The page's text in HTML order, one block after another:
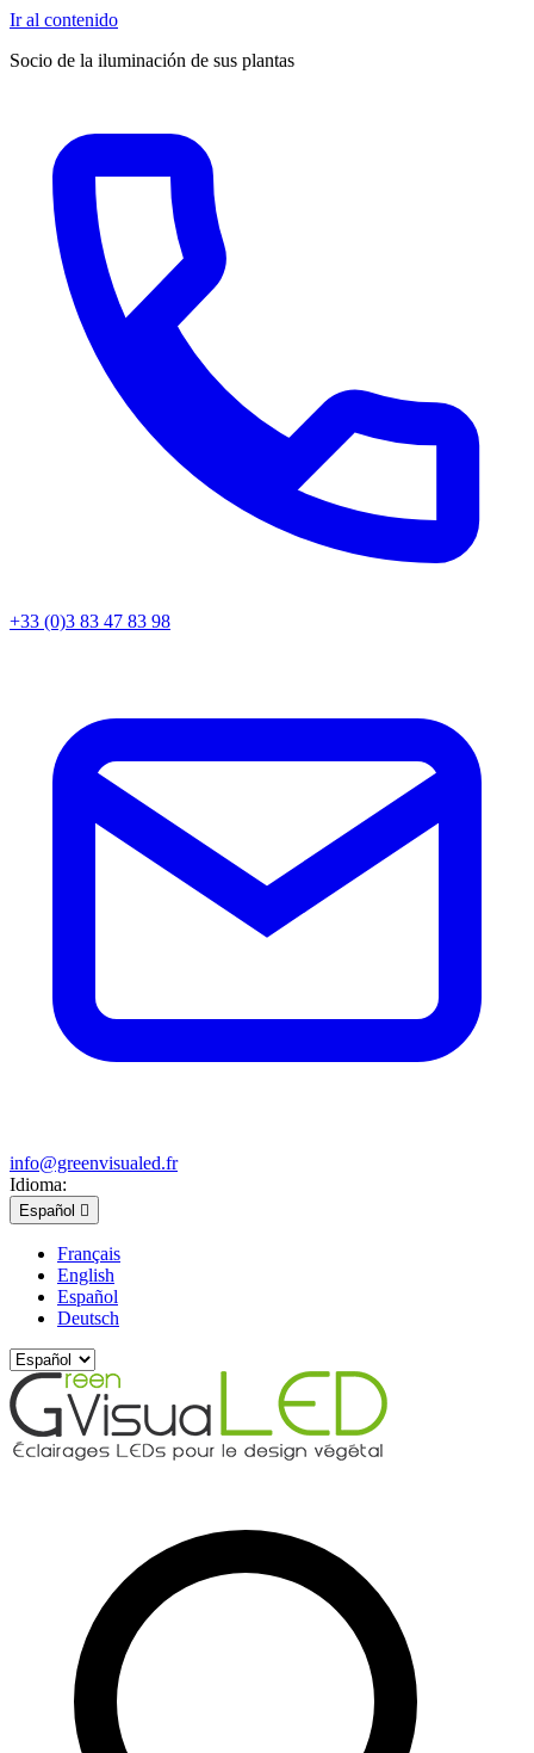
Ir al contenido
Socio de la iluminación de sus plantas
+33 (0)3 83 47 83 98
info@greenvisualed.fr
Idioma:
Español 
Français
English
Español
Deutsch